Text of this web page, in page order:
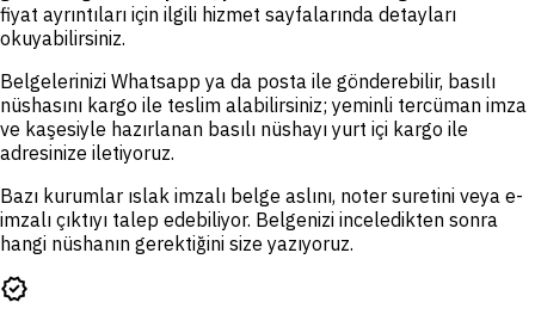
fiyat ayrıntıları için ilgili hizmet sayfalarında detayları
okuyabilirsiniz.
Belgelerinizi Whatsapp ya da posta ile gönderebilir, basılı
nüshasını kargo ile teslim alabilirsiniz; yeminli tercüman imza
ve kaşesiyle hazırlanan basılı nüshayı yurt içi kargo ile
adresinize iletiyoruz.
Bazı kurumlar ıslak imzalı belge aslını, noter suretini veya e-
imzalı çıktıyı talep edebiliyor. Belgenizi inceledikten sonra
hangi nüshanın gerektiğini size yazıyoruz.
verified